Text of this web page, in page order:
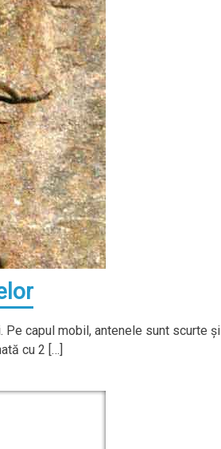
capul mobil, antenele sunt scurte şi
cu 2 […]